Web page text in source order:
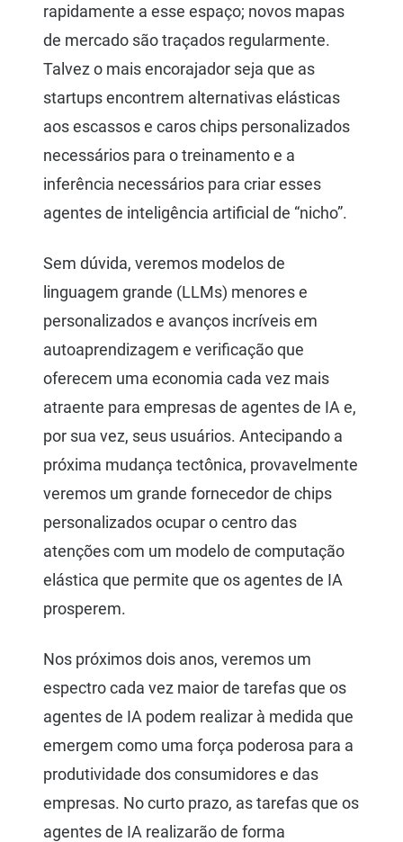
rapidamente a esse espaço; novos mapas
de mercado são traçados regularmente.
Talvez o mais encorajador seja que as
startups encontrem alternativas elásticas
aos escassos e caros chips personalizados
necessários para o treinamento e a
inferência necessários para criar esses
agentes de inteligência artificial de “nicho”.
Sem dúvida, veremos modelos de
linguagem grande (LLMs) menores e
personalizados e avanços incríveis em
autoaprendizagem e verificação que
oferecem uma economia cada vez mais
atraente para empresas de agentes de IA e,
por sua vez, seus usuários. Antecipando a
próxima mudança tectônica, provavelmente
veremos um grande fornecedor de chips
personalizados ocupar o centro das
atenções com um modelo de computação
elástica que permite que os agentes de IA
prosperem.
Nos próximos dois anos, veremos um
espectro cada vez maior de tarefas que os
agentes de IA podem realizar à medida que
emergem como uma força poderosa para a
produtividade dos consumidores e das
empresas. No curto prazo, as tarefas que os
agentes de IA realizarão de forma